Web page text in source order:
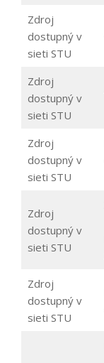
Zdroj
dostupný v
sieti STU
Zdroj
dostupný v
sieti STU
Zdroj
dostupný v
sieti STU
Zdroj
dostupný v
sieti STU
Zdroj
dostupný v
sieti STU